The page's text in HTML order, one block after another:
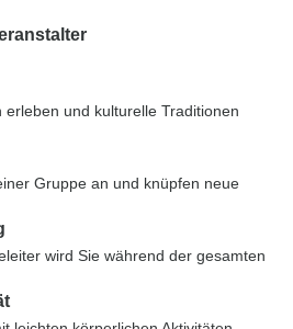
erleben und kulturelle Traditionen
Gruppe an und knüpfen neue
wird Sie während der gesamten